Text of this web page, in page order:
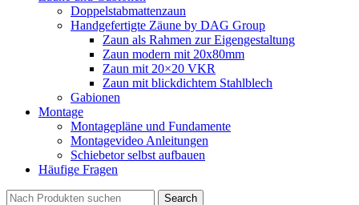
Doppelstabmattenzaun
Handgefertigte Zäune by DAG Group
Zaun als Rahmen zur Eigengestaltung
Zaun modern mit 20x80mm
Zaun mit 20×20 VKR
Zaun mit blickdichtem Stahlblech
Gabionen
Montage
Montagepläne und Fundamente
Montagevideo Anleitungen
Schiebetor selbst aufbauen
Häufige Fragen
Search